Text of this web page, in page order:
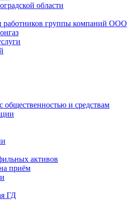
области
работников группы компаний ООО
общественностью и средствам
активов
приём
ГД